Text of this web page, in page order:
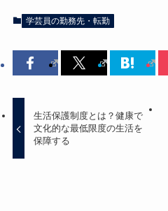
学芸員の勤務先・転勤
生活保護制度とは？健康で
文化的な最低限度の生活を
保障する